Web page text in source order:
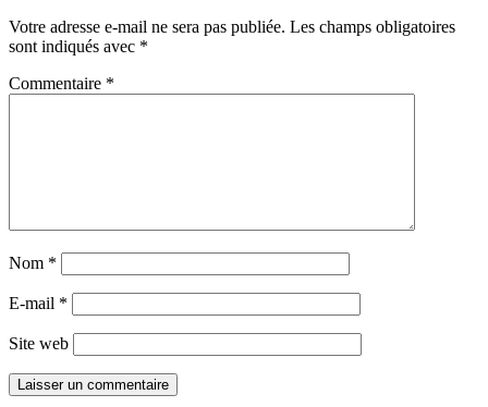
Votre adresse e-mail ne sera pas publiée. Les champs obligatoires
sont indiqués avec *
Commentaire *
Nom *
E-mail *
Site web